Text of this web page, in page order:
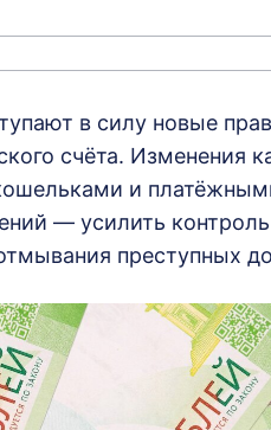
в силу новые
счёта. Изменения
и
— усилить
преступных